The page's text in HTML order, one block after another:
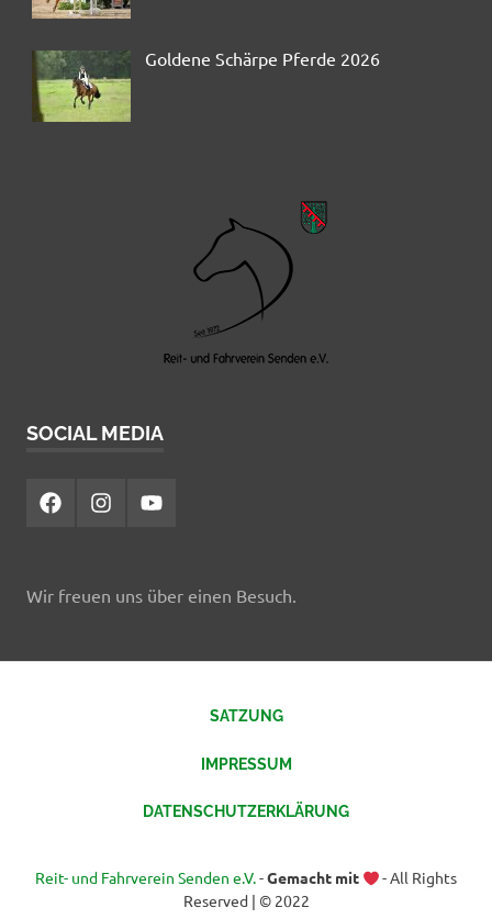
Goldene Schärpe Pferde 2026
SOCIAL MEDIA
FacebookInstagramYouTube
Wir freuen uns über einen Besuch.
SATZUNG
IMPRESSUM
DATENSCHUTZERKLÄRUNG
Reit- und Fahrverein Senden e.V.-Gemacht mit
- All Rights
Reserved | © 2022